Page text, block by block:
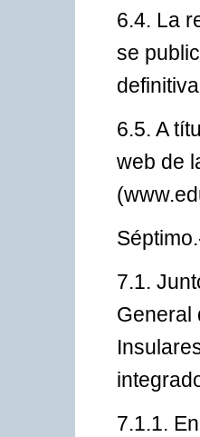
6.4. La
se
6.5. A
web de
7.1.
General
7.1.1.